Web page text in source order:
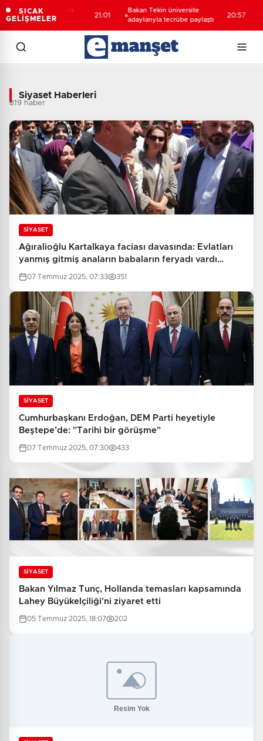
SICAK
GELİŞMELER
öğrencilerden
Bakan Tekin üniversite
adaylarıyla tecrübe paylaştı
Siyaset Haberleri
819 haber
SİYASET
Ağıralioğlu Kartalkaya faciası davasında: Evlatları
yanmış gitmiş anaların babaların feryadı vardı
salonda
07 Temmuz 2025, 07:33 351
SİYASET
Cumhurbaşkanı Erdoğan, DEM Parti heyetiyle
Beştepe’de: "Tarihi bir görüşme"
07 Temmuz 2025, 07:30 433
SİYASET
Bakan Yılmaz Tunç, Hollanda temasları kapsamında
Lahey Büyükelçiliği'ni ziyaret etti
05 Temmuz 2025, 18:07 202